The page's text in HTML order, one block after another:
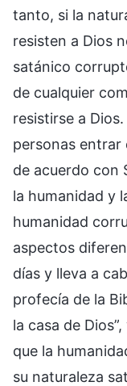
tanto, si la
resisten a Dios
satánico
de cualquier
resistirse a
personas entrar
de acuerdo con
la humanidad y
humanidad
aspectos
días y lleva a
profecía de la
la casa de
que la
su naturaleza